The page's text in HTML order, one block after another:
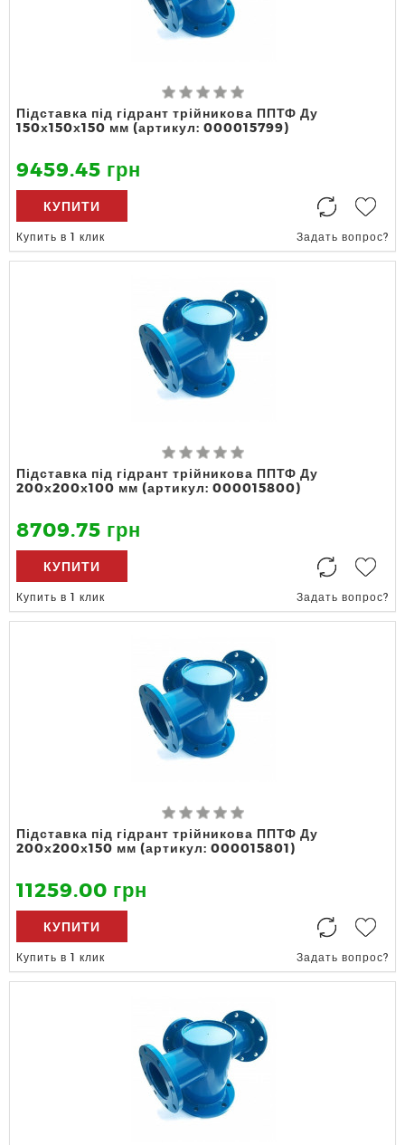
Підставка під гідрант трійникова ППТФ Ду
150х150х150 мм (артикул: 000015799)
9459.45 грн
КУПИТИ
Купить в 1 клик Задать вопрос?
Підставка під гідрант трійникова ППТФ Ду
200х200х100 мм (артикул: 000015800)
8709.75 грн
КУПИТИ
Купить в 1 клик Задать вопрос?
Підставка під гідрант трійникова ППТФ Ду
200х200х150 мм (артикул: 000015801)
11259.00 грн
КУПИТИ
Купить в 1 клик Задать вопрос?